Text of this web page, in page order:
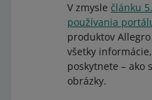
V zmysle článku
používania
produktov
všetky
poskytnete – ako
obrázky.